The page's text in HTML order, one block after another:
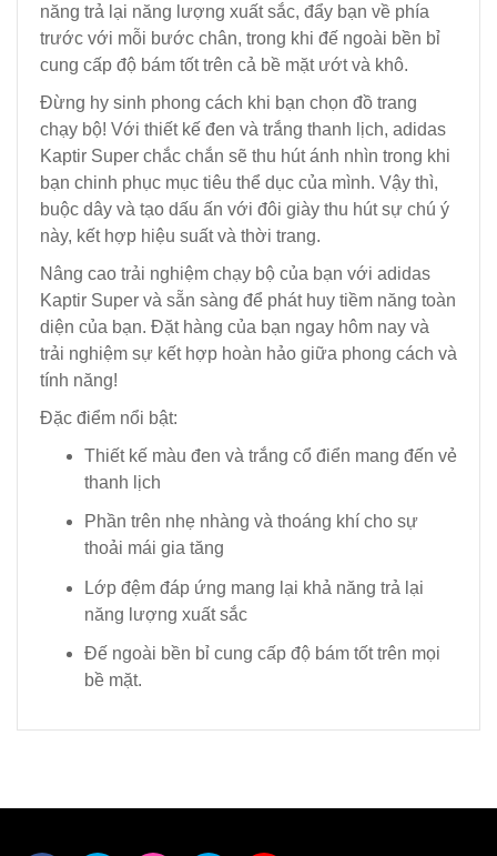
năng trả lại năng lượng xuất sắc, đẩy bạn về phía
trước với mỗi bước chân, trong khi đế ngoài bền bỉ
cung cấp độ bám tốt trên cả bề mặt ướt và khô.
Đừng hy sinh phong cách khi bạn chọn đồ trang
chạy bộ! Với thiết kế đen và trắng thanh lịch, adidas
Kaptir Super chắc chắn sẽ thu hút ánh nhìn trong khi
bạn chinh phục mục tiêu thể dục của mình. Vậy thì,
buộc dây và tạo dấu ấn với đôi giày thu hút sự chú ý
này, kết hợp hiệu suất và thời trang.
Nâng cao trải nghiệm chạy bộ của bạn với adidas
Kaptir Super và sẵn sàng để phát huy tiềm năng toàn
diện của bạn. Đặt hàng của bạn ngay hôm nay và
trải nghiệm sự kết hợp hoàn hảo giữa phong cách và
tính năng!
Đặc điểm nổi bật:
Thiết kế màu đen và trắng cổ điển mang đến vẻ
thanh lịch
Phần trên nhẹ nhàng và thoáng khí cho sự
thoải mái gia tăng
Lớp đệm đáp ứng mang lại khả năng trả lại
năng lượng xuất sắc
Đế ngoài bền bỉ cung cấp độ bám tốt trên mọi
bề mặt.